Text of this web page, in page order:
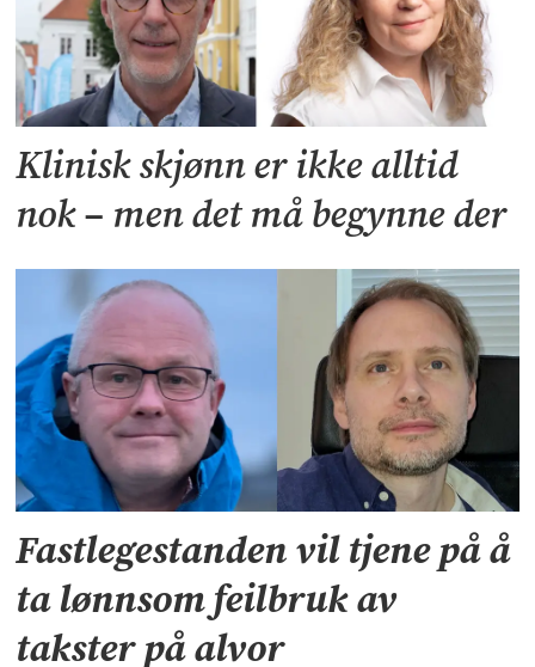
Klinisk skjønn er ikke alltid
nok – men det må begynne der
Fastlegestanden vil tjene på å
ta lønnsom feilbruk av
takster på alvor